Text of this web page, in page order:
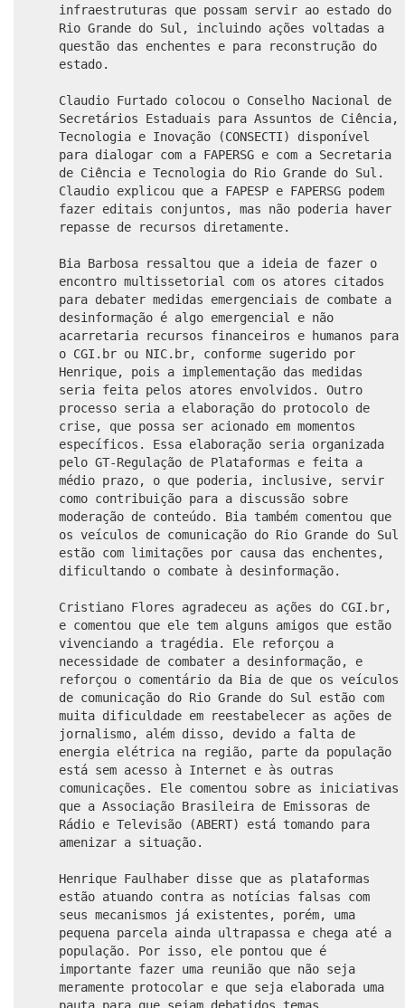
infraestruturas que possam servir ao estado do
Rio Grande do Sul, incluindo ações voltadas a
questão das enchentes e para reconstrução do
estado.
Claudio Furtado colocou o Conselho Nacional de
Secretários Estaduais para Assuntos de Ciência,
Tecnologia e Inovação (CONSECTI) disponível
para dialogar com a FAPERSG e com a Secretaria
de Ciência e Tecnologia do Rio Grande do Sul.
Claudio explicou que a FAPESP e FAPERSG podem
fazer editais conjuntos, mas não poderia haver
repasse de recursos diretamente.
Bia Barbosa ressaltou que a ideia de fazer o
encontro multissetorial com os atores citados
para debater medidas emergenciais de combate a
desinformação é algo emergencial e não
acarretaria recursos financeiros e humanos para
o CGI.br ou NIC.br, conforme sugerido por
Henrique, pois a implementação das medidas
seria feita pelos atores envolvidos. Outro
processo seria a elaboração do protocolo de
crise, que possa ser acionado em momentos
específicos. Essa elaboração seria organizada
pelo GT-Regulação de Plataformas e feita a
médio prazo, o que poderia, inclusive, servir
como contribuição para a discussão sobre
moderação de conteúdo. Bia também comentou que
os veículos de comunicação do Rio Grande do Sul
estão com limitações por causa das enchentes,
dificultando o combate à desinformação.
Cristiano Flores agradeceu as ações do CGI.br,
e comentou que ele tem alguns amigos que estão
vivenciando a tragédia. Ele reforçou a
necessidade de combater a desinformação, e
reforçou o comentário da Bia de que os veículos
de comunicação do Rio Grande do Sul estão com
muita dificuldade em reestabelecer as ações de
jornalismo, além disso, devido a falta de
energia elétrica na região, parte da população
está sem acesso à Internet e às outras
comunicações. Ele comentou sobre as iniciativas
que a Associação Brasileira de Emissoras de
Rádio e Televisão (ABERT) está tomando para
amenizar a situação.
Henrique Faulhaber disse que as plataformas
estão atuando contra as notícias falsas com
seus mecanismos já existentes, porém, uma
pequena parcela ainda ultrapassa e chega até a
população. Por isso, ele pontou que é
importante fazer uma reunião que não seja
meramente protocolar e que seja elaborada uma
pauta para que sejam debatidos temas